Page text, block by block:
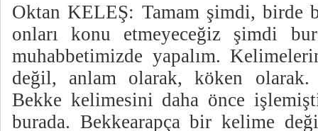
Oktan KELEŞ: Tamam şimdi, birde
onları konu etmeyeceğiz şimdi
muhabbetimizde yapalım.
değil, anlam olarak, köken
Bekke kelimesini daha önce
burada. Bekkearapça bir kelime